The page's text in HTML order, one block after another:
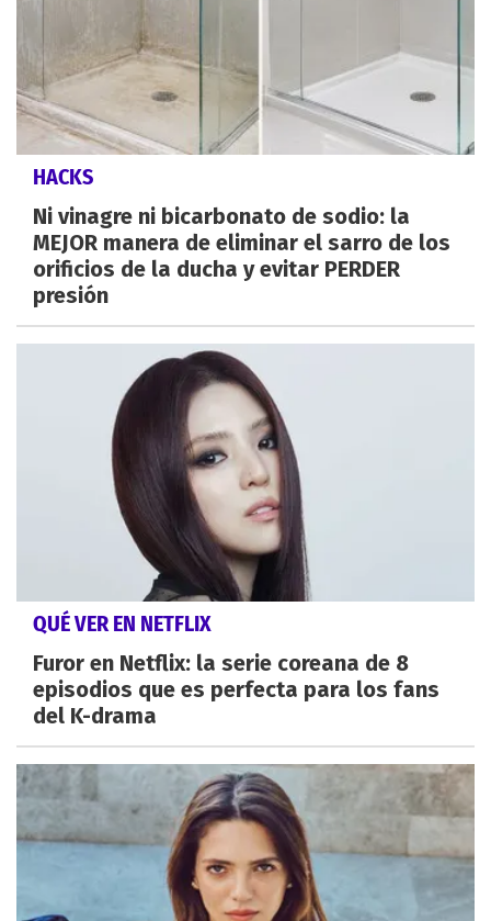
HACKS
Ni vinagre ni bicarbonato de sodio: la
MEJOR manera de eliminar el sarro de los
orificios de la ducha y evitar PERDER
presión
QUÉ VER EN NETFLIX
Furor en Netflix: la serie coreana de 8
episodios que es perfecta para los fans
del K-drama